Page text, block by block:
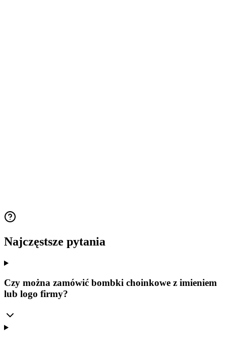
Cena Brutto
Najczęstsze pytania
Czy można zamówić bombki choinkowe z imieniem
lub logo firmy?